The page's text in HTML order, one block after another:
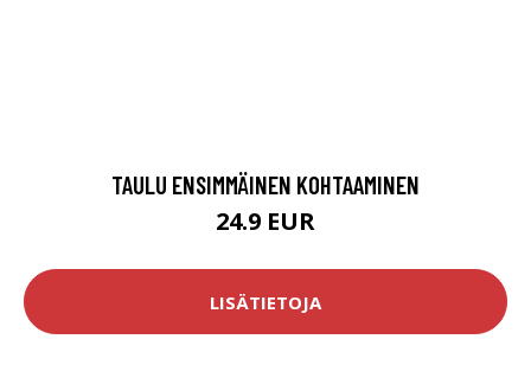
TAULU ENSIMMÄINEN KOHTAAMINEN
24.9 EUR
LISÄTIETOJA